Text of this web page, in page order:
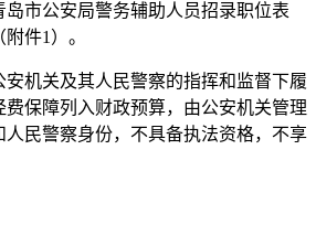
市公安局警务辅助人员招录职位表
件1）。
机关及其人民警察的指挥和监督下履
保障列入财政预算，由公安机关管理
民警察身份，不具备执法资格，不享